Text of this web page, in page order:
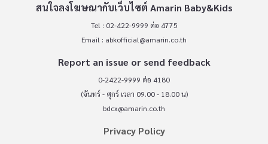
สนใจลงโฆษณากับเว็บไซต์ Amarin Baby&Kids
Tel : 02-422-9999 ต่อ 4775
Email : abkofficial@amarin.co.th
Report an issue or send feedback
0-2422-9999 ต่อ 4180
(จันทร์ - ศุกร์ เวลา 09.00 - 18.00 น)
bdcx@amarin.co.th
Privacy Policy